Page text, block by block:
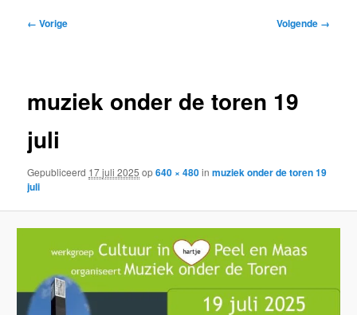
Afbeeldingsnavigatie
← Vorige Volgende →
muziek onder de toren 19
juli
Gepubliceerd 17 juli 2025 op640 × 480inmuziek onder de toren 19
juli